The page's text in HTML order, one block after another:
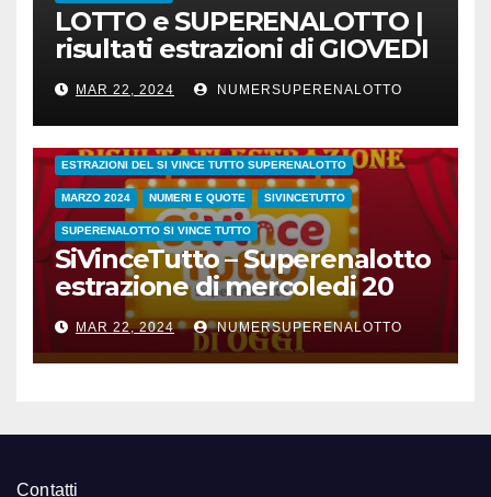
LOTTO e SUPERENALOTTO |
risultati estrazioni di GIOVEDI
21 marzo 2024
MAR 22, 2024 NUMERSUPERENALOTTO
CONC.212 MERCOLEDI 20 MARZO 2024
ESTRAZIONI DEL SI VINCE TUTTO SUPERENALOTTO
MARZO 2024 NUMERI E QUOTE SIVINCETUTTO
SUPERENALOTTO SI VINCE TUTTO
SiVinceTutto – Superenalotto
estrazione di mercoledi 20
marzo 2024 numeri vincenti
e quote
MAR 22, 2024 NUMERSUPERENALOTTO
Contatti